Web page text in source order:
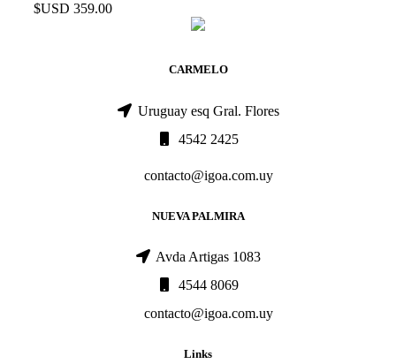
$USD 359.00
CARMELO
Uruguay esq Gral. Flores
4542 2425
contacto@igoa.com.uy
NUEVA PALMIRA
Avda Artigas 1083
4544 8069
contacto@igoa.com.uy
Links